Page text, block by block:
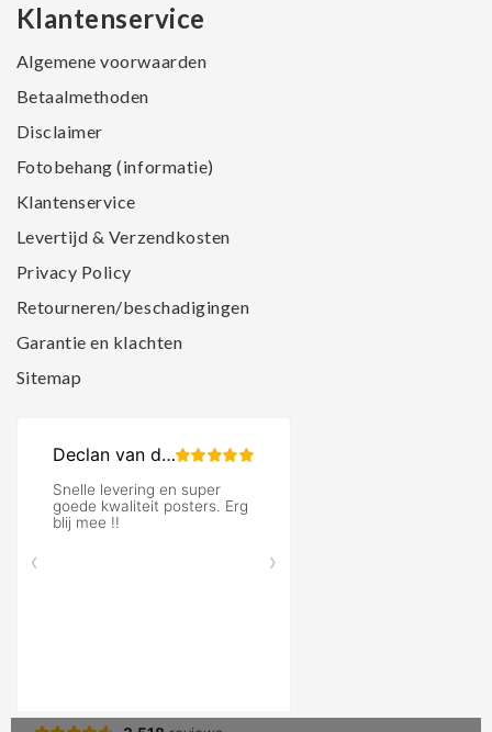
Klantenservice
Algemene voorwaarden
Betaalmethoden
Disclaimer
Fotobehang (informatie)
Klantenservice
Levertijd & Verzendkosten
Privacy Policy
Retourneren/beschadigingen
Garantie en klachten
Sitemap